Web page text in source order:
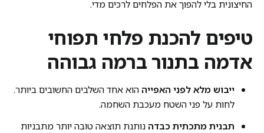
החיצונית בלי להפוך את הפלחים לרכים מדי.
טיפים להכנת פלחי תפוחי
אדמה בתנור ברמה גבוהה
ייבוש מלא לפני האפייההוא אחד השלבים החשובים ביותר.
לחות על פני השטח מעכבת השחמה.
תבנית מתכתית כבדהנותנת תוצאה טובה יותר מתבניות